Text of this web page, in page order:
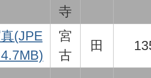
寺
(JPE
宮
古
田